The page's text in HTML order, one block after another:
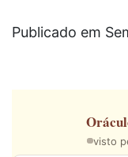
Publicado em
visto